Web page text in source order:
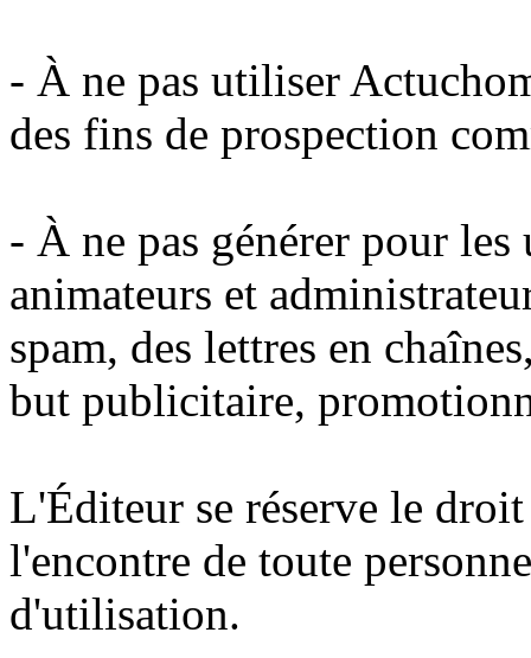
- À ne pas utiliser
des fins de prospection
- À ne pas générer pour
animateurs et
spam, des lettres en
but publicitaire,
L'Éditeur se réserve le
l'encontre de toute
d'utilisation.